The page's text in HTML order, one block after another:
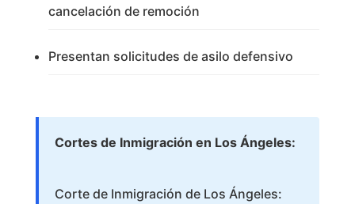
cancelación de remoción
Presentan solicitudes de asilo defensivo
Cortes de Inmigración en Los Ángeles:
Corte de Inmigración de Los Ángeles: